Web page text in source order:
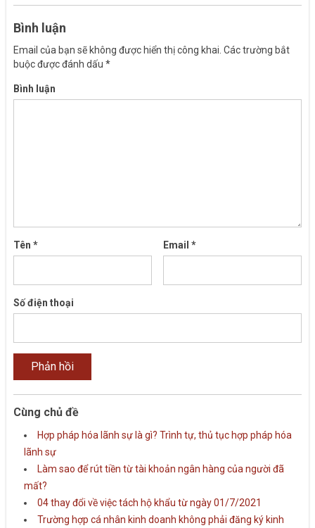
Bình luận
Email của bạn sẽ không được hiển thị công khai. Các trường bắt
buộc được đánh dấu*
Bình luận
Tên* Email*
Số điện thoại
Cùng chủ đề
Hợp pháp hóa lãnh sự là gì? Trình tự, thủ tục hợp pháp hóa
lãnh sự
Làm sao để rút tiền từ tài khoản ngân hàng của người đã
mất?
04 thay đổi về việc tách hộ khẩu từ ngày 01/7/2021
Trường hợp cá nhân kinh doanh không phải đăng ký kinh